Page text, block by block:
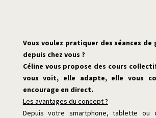
Vous voulez pratiquer des séances de
depuis chez vous ?
Céline vous propose des cours
vous voit, elle adapte, elle vous
encourage en direct.
Les avantages du concept ?
Depuis votre smartphone, tablette ou